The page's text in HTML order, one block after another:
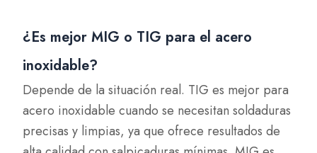
¿Es mejor MIG o TIG para el acero
inoxidable?
Depende de la situación real. TIG es mejor para
acero inoxidable cuando se necesitan soldaduras
precisas y limpias, ya que ofrece resultados de